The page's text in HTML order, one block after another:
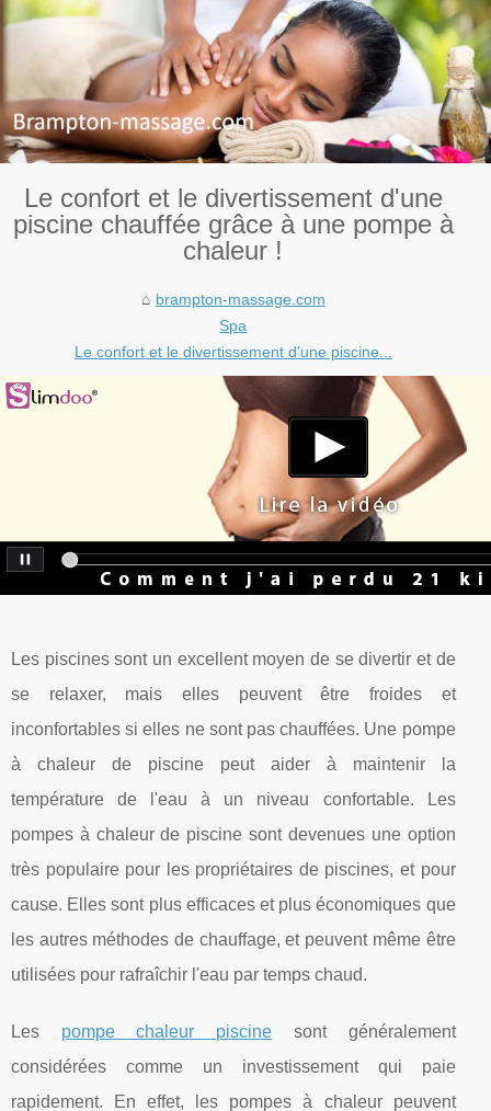
Le confort et le divertissement d'une
piscine chauffée grâce à une pompe à
chaleur !
brampton-massage.com
Spa
Le confort et le divertissement d'une piscine...
Les piscines sont un excellent moyen de se divertir et de
se relaxer, mais elles peuvent être froides et
inconfortables si elles ne sont pas chauffées. Une pompe
à chaleur de piscine peut aider à maintenir la
température de l'eau à un niveau confortable. Les
pompes à chaleur de piscine sont devenues une option
très populaire pour les propriétaires de piscines, et pour
cause. Elles sont plus efficaces et plus économiques que
les autres méthodes de chauffage, et peuvent même être
utilisées pour rafraîchir l'eau par temps chaud.
Les pompe chaleur piscine sont généralement
considérées comme un investissement qui paie
rapidement. En effet, les pompes à chaleur peuvent